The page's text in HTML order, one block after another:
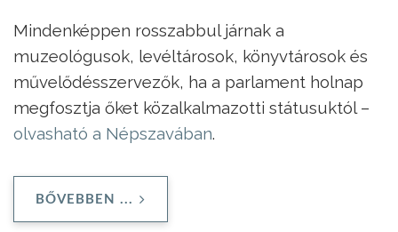
Mindenképpen rosszabbul járnak a
muzeológusok, levéltárosok, könyvtárosok és
művelődésszervezők, ha a parlament holnap
megfosztja őket közalkalmazotti státusuktól –
olvasható a Népszavában.
BŐVEBBEN ...